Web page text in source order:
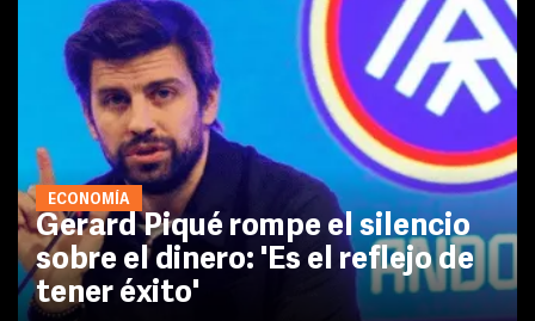
ECONOMÍA
Gerard Piqué rompe el silencio
sobre el dinero: 'Es el reflejo de
tener éxito'